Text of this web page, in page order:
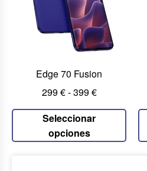
Edge 70 Fusion
299€-399€
Seleccionar
opciones